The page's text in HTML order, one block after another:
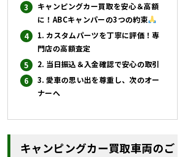
キャンピングカー買取を安心＆高額
に！ABCキャンパーの3つの約束
1. カスタムパーツを丁寧に評価！専
門店の高額査定
2. 当日振込＆入金確認で安心の取引
3. 愛車の思い出を尊重し、次のオー
ナーへ
キャンピングカー買取車両のご